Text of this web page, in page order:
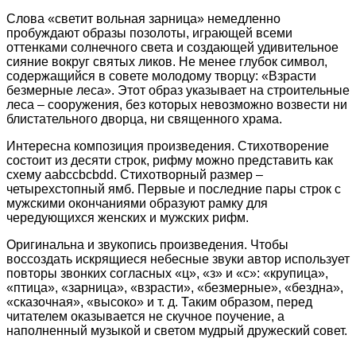
Слова «светит вольная зарница» немедленно
пробуждают образы позолоты, играющей всеми
оттенками солнечного света и создающей удивительное
сияние вокруг святых ликов. Не менее глубок символ,
содержащийся в совете молодому творцу: «Взрасти
безмерные леса». Этот образ указывает на строительные
леса – сооружения, без которых невозможно возвести ни
блистательного дворца, ни священного храма.
Интересна композиция произведения. Стихотворение
состоит из десяти строк, рифму можно представить как
схему aabccbcbdd. Стихотворный размер –
четырехстопный ямб. Первые и последние пары строк с
мужскими окончаниями образуют рамку для
чередующихся женских и мужских рифм.
Оригинальна и звукопись произведения. Чтобы
воссоздать искрящиеся небесные звуки автор использует
повторы звонких согласных «ц», «з» и «с»: «крупица»,
«птица», «зарница», «взрасти», «безмерные», «бездна»,
«сказочная», «высоко» и т. д. Таким образом, перед
читателем оказывается не скучное поучение, а
наполненный музыкой и светом мудрый дружеский совет.